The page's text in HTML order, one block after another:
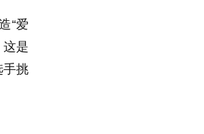
“爱
是
手挑